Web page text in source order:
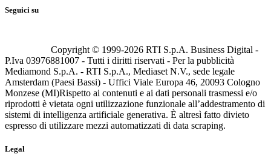
Seguici su
Copyright © 1999-2026 RTI S.p.A. Business Digital -
P.Iva 03976881007 - Tutti i diritti riservati - Per la pubblicità
Mediamond S.p.A. - RTI S.p.A., Mediaset N.V., sede legale
Amsterdam (Paesi Bassi) - Uffici Viale Europa 46, 20093 Cologno
Monzese (MI)Rispetto ai contenuti e ai dati personali trasmessi e/o
riprodotti è vietata ogni utilizzazione funzionale all’addestramento di
sistemi di intelligenza artificiale generativa. È altresì fatto divieto
espresso di utilizzare mezzi automatizzati di data scraping.
Legal